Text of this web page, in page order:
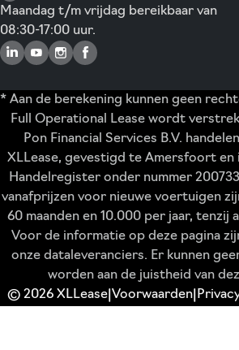
Maandag t/m vrijdag bereikbaar van
08:30-17:00 uur.
* Aan de berekening kunnen geen
Full Operational Lease wordt
Pon Financial Services B.V.
XLLease, gevestigd te Amersfoort en
Handelregister onder nummer
vanafprijzen voor nieuwe voertuigen
60 maanden en 10.000 per jaar, tenzij
Voor de informatie op deze pagina
onze dataleveranciers. Er kunnen
worden aan de juistheid van
© 2026 XLLease Voorwaarden